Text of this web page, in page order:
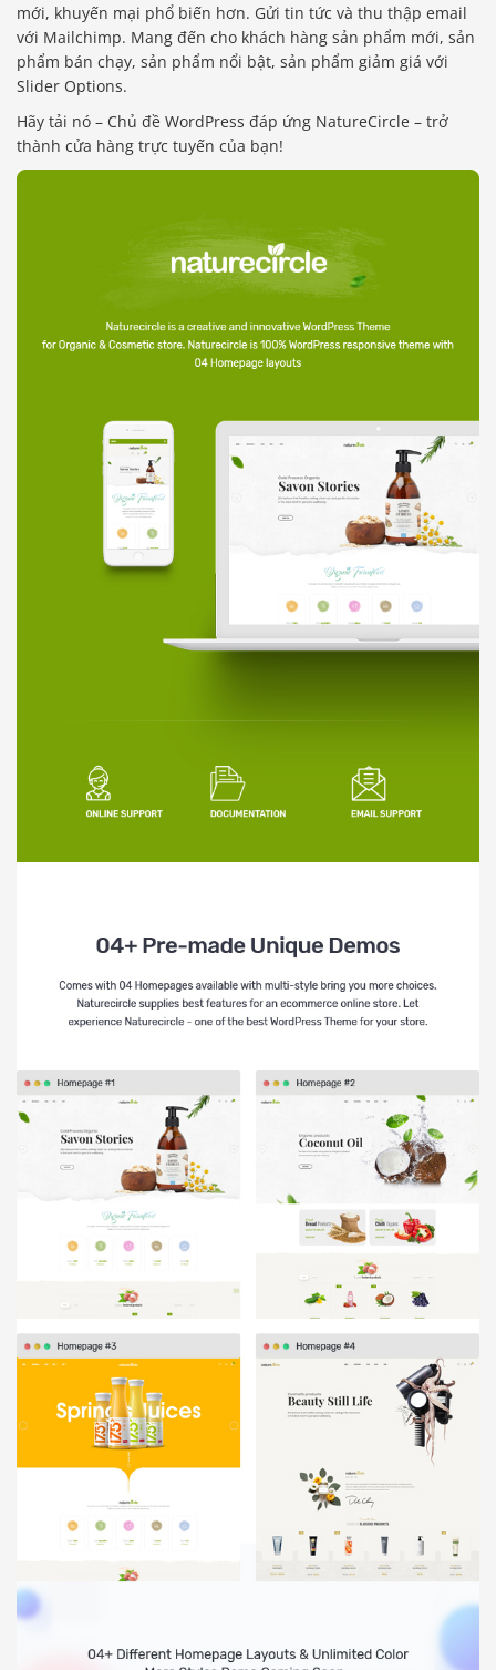
mới, khuyến mại phổ biến hơn. Gửi tin tức và thu thập email
với Mailchimp. Mang đến cho khách hàng sản phẩm mới, sản
phẩm bán chạy, sản phẩm nổi bật, sản phẩm giảm giá với
Slider Options.
Hãy tải nó – Chủ đề WordPress đáp ứng NatureCircle – trở
thành cửa hàng trực tuyến của bạn!